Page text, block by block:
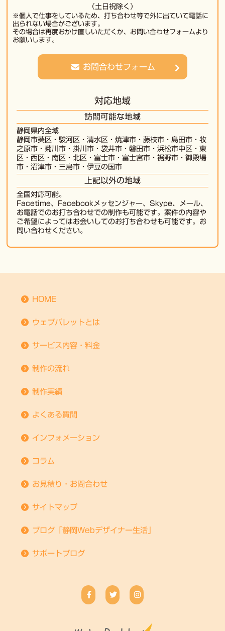
（土日祝除く）
※個人で仕事をしているため、打ち合わせ等で外に出ていて電話に
出られない場合がございます。
その場合は再度おかけ直しいただくか、お問い合わせフォームより
お願いします。
お問合わせフォーム
対応地域
訪問可能な地域
静岡県内全域
静岡市葵区 ・駿河区 ・清水区 ・焼津市 ・藤枝市 ・島田市・牧
之原市・菊川市・掛川市・袋井市・磐田市・浜松市中区・東
区・西区・南区・北区・富士市・富士宮市・裾野市・御殿場
市・沼津市・三島市・伊豆の国市
上記以外の地域
全国対応可能。
Facetime、Facebookメッセンジャー、Skype、メール、
お電話でのお打ち合わせでの制作も可能です。案件の内容や
ご希望によってはお会いしてのお打ち合わせも可能です。お
問い合わせください。
HOME
ウェブパレットとは
サービス内容・料金
制作の流れ
制作実績
よくある質問
インフォメーション
コラム
お見積り・お問合わせ
サイトマップ
ブログ「静岡Webデザイナー生活」
サポートブログ